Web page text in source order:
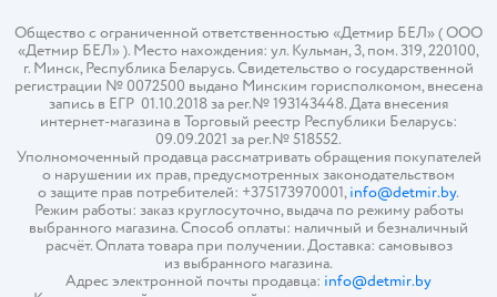
Общество с ограниченной ответственностью «Детмир БЕЛ» ( ООО
«Детмир БЕЛ» ). Место нахождения: ул. Кульман, 3, пом. 319, 220100,
г. Минск, Республика Беларусь. Свидетельство о государственной
регистрации № 0072500 выдано Минским горисполкомом, внесена
запись в ЕГР 01.10.2018 за рег.№ 193143448. Дата внесения
интернет-магазина в Торговый реестр Республики Беларусь:
09.09.2021 за рег.№ 518552.
Уполномоченный продавца рассматривать обращения покупателей
о нарушении их прав, предусмотренных законодательством
о защите прав потребителей: +375173970001,info@detmir.by.
Режим работы: заказ круглосуточно, выдача по режиму работы
выбранного магазина. Способ оплаты: наличный и безналичный
расчёт. Оплата товара при получении. Доставка: самовывоз
из выбранного магазина.
Адрес электронной почты продавца: info@detmir.by